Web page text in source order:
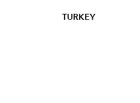
TURKEY